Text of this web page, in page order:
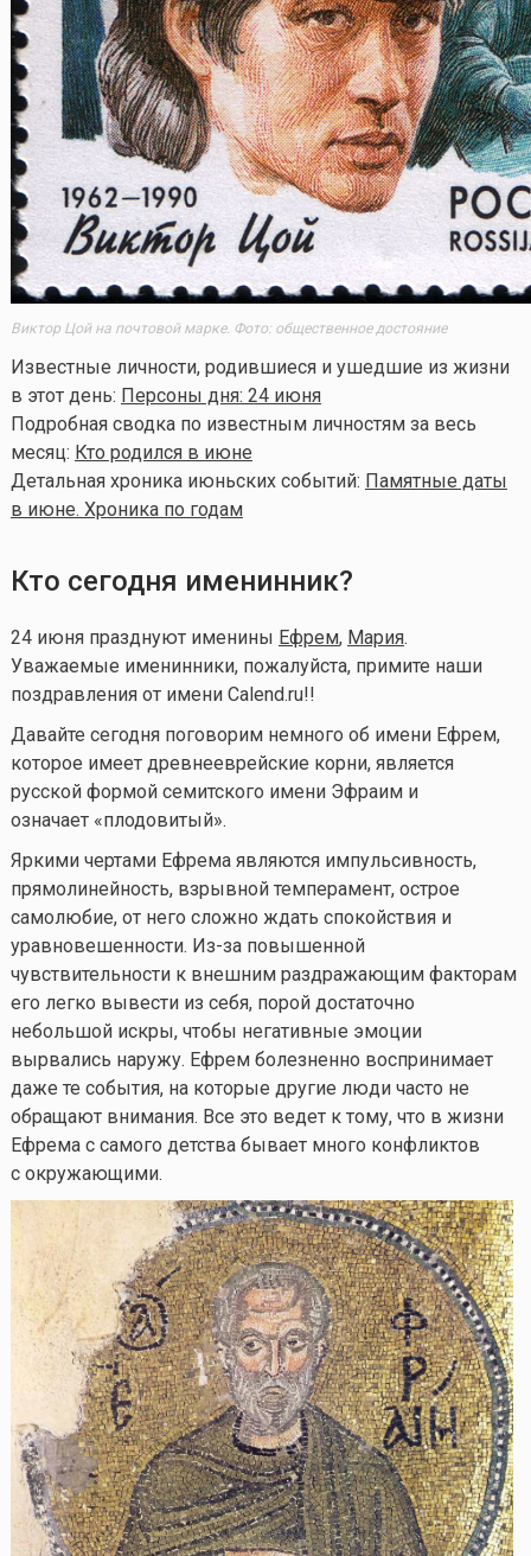
Виктор Цой на почтовой марке. Фото: общественное достояние
Известные личности, родившиеся и ушедшие из жизни
в этот день: Персоны дня: 24 июня
Подробная сводка по известным личностям за весь
месяц: Кто родился в июне
Детальная хроника июньских событий: Памятные даты
в июне. Хроника по годам
Кто сегодня именинник?
24 июня празднуют именины Ефрем, Мария.
Уважаемые именинники, пожалуйста, примите наши
поздравления от имени Calend.ru!!
Давайте сегодня поговорим немного об имени Ефрем,
которое имеет древнееврейские корни, является
русской формой семитского имени Эфраим и
означает «плодовитый».
Яркими чертами Ефрема являются импульсивность,
прямолинейность, взрывной темперамент, острое
самолюбие, от него сложно ждать спокойствия и
уравновешенности. Из-за повышенной
чувствительности к внешним раздражающим факторам
его легко вывести из себя, порой достаточно
небольшой искры, чтобы негативные эмоции
вырвались наружу. Ефрем болезненно воспринимает
даже те события, на которые другие люди часто не
обращают внимания. Все это ведет к тому, что в жизни
Ефрема с самого детства бывает много конфликтов
с окружающими.